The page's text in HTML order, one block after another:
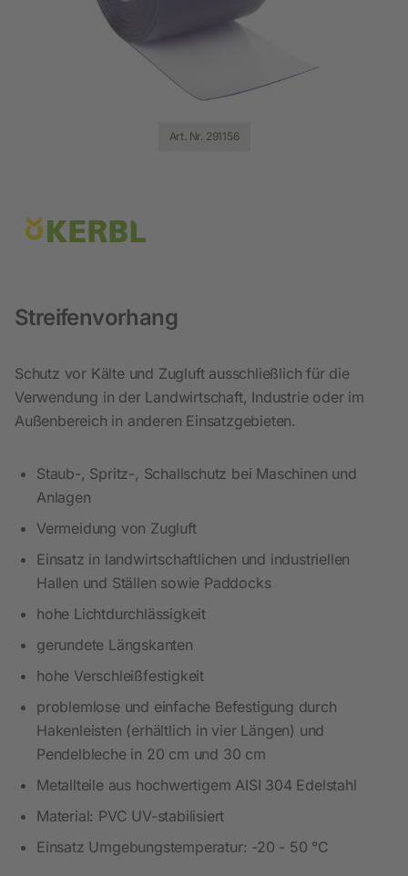
Art. Nr. 291156
Streifenvorhang
Schutz vor Kälte und Zugluft ausschließlich für die
Verwendung in der Landwirtschaft, Industrie oder im
Außenbereich in anderen Einsatzgebieten.
Staub-, Spritz-, Schallschutz bei Maschinen und
Anlagen
Vermeidung von Zugluft
Einsatz in landwirtschaftlichen und industriellen
Hallen und Ställen sowie Paddocks
hohe Lichtdurchlässigkeit
gerundete Längskanten
hohe Verschleißfestigkeit
problemlose und einfache Befestigung durch
Hakenleisten (erhältlich in vier Längen) und
Pendelbleche in 20 cm und 30 cm
Metallteile aus hochwertigem AISI 304 Edelstahl
Material: PVC UV-stabilisiert
Einsatz Umgebungstemperatur: -20 - 50 °C